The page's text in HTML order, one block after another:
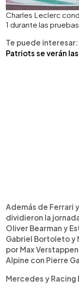
Charles Leclerc
1 durante las
Te puede interesar:
Patriots se verán
Además de Ferrari
dividieron la
Oliver Bearman y
Gabriel Bortoleto y
por Max
Alpine con Pierre
Mercedes y Racing